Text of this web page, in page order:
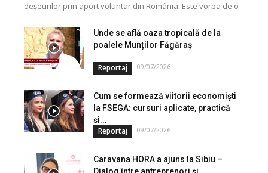
deșeurilor prin aport voluntar din România. Este vorba de o
Unde se află oaza tropicală de la
poalele Munților Făgăraș
Reportaj 09/07/2026
Cum se formează viitorii economiști
la FSEGA: cursuri aplicate, practică
și...
Reportaj 09/07/2026
Caravana HORA a ajuns la Sibiu –
Dialog între antreprenori și...